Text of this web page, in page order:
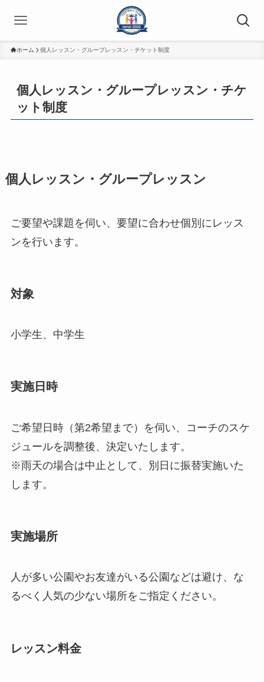
ホーム 個人レッスン・グループレッスン・チケット制度
個人レッスン・グループレッスン・チケ
ット制度
個人レッスン・グループレッスン
ご要望や課題を伺い、要望に合わせ個別にレッス
ンを行います。
対象
小学生、中学生
実施日時
ご希望日時（第2希望まで）を伺い、コーチのスケ
ジュールを調整後、決定いたします。
※雨天の場合は中止として、別日に振替実施いた
します。
実施場所
人が多い公園やお友達がいる公園などは避け、な
るべく人気の少ない場所をご指定ください。
レッスン料金